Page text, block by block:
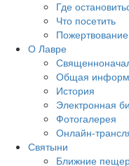
Где
Что посетить
Пожертвование
О Лавре
Общая
История
Электронная
Фотогалерея
Онлайн-
Святыни
Ближние